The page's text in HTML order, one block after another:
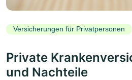
Versicherungen für Privatpersonen
Private
und Nachteile